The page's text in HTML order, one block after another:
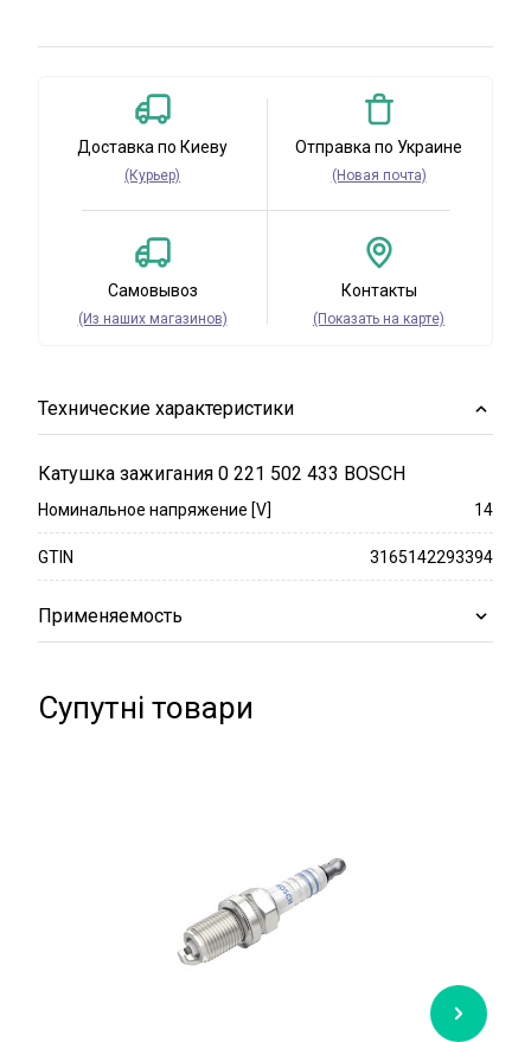
Доставка по Киеву
(Курьер)
Отправка по Украине
(Новая почта)
Самовывоз
(Из наших магазинов)
Контакты
(Показать на карте)
Технические характеристики
Катушка зажигания 0 221 502 433 BOSCH
Номинальное напряжение [V] 14
GTIN 3165142293394
Применяемость
Супутні товари